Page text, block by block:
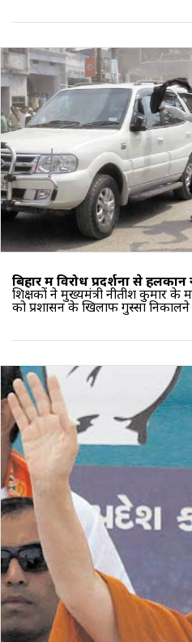
बिहार में विरोध प्रदर्शनों से
शिक्षकों नेमुख्यमंत्री नीतीश कुमारके
को प्रशासन के खिलाफ गुस्सा निकालने